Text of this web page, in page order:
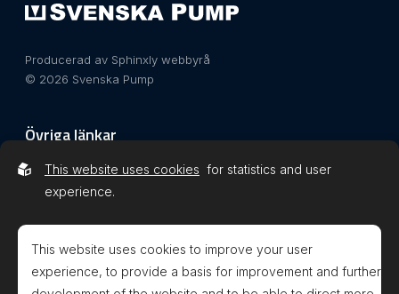
Producerad av Sphinxly webbyrå
© 2026 Svenska Pump
Övriga länkar
Integritetspolicy
This website uses cookies for statistics and user
experience.
This website uses cookies to improve your user
experience, to provide a basis for improvement and further